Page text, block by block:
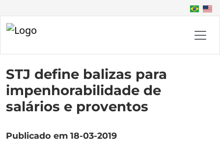
STJ define balizas para
impenhorabilidade de
salários e proventos
Publicado em 18-03-2019